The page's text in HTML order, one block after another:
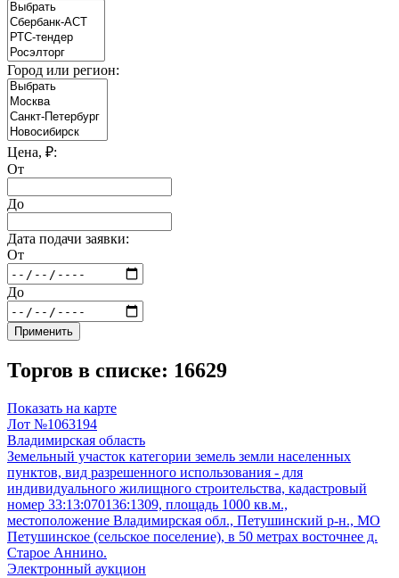
Город или регион:
Цена, ₽:
От
До
Дата подачи заявки:
От
До
Применить
Торгов в списке: 16629
Показать на карте
Лот №1063194
Владимирская область
Земельный участок категории земель земли населенных
пунктов, вид разрешенного использования - для
индивидуального жилищного строительства, кадастровый
номер 33:13:070136:1309, площадь 1000 кв.м.,
местоположение Владимирская обл., Петушинский р-н., МО
Петушинское (сельское поселение), в 50 метрах восточнее д.
Старое Аннино.
Электронный аукцион